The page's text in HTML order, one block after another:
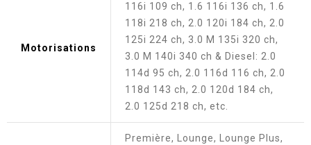
Motorisations
116i 109 ch, 1.6 116i 136 ch, 1.6
118i 218 ch, 2.0 120i 184 ch, 2.0
125i 224 ch, 3.0 M 135i 320 ch,
3.0 M 140i 340 ch & Diesel: 2.0
114d 95 ch, 2.0 116d 116 ch, 2.0
118d 143 ch, 2.0 120d 184 ch,
2.0 125d 218 ch, etc.
Première, Lounge, Lounge Plus,